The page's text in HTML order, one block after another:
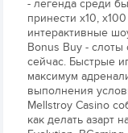
- легенда среди
принести х10,
интерактивные
Bonus Buy -
сейчас. Быстрые
максимум
выполнения
Mellstroy Casino
как делать азарт